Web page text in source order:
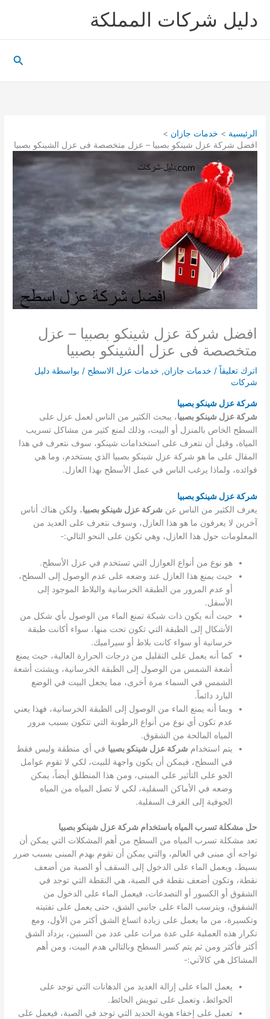
دليل شركات المملكة
الرئيسية
خدمات جازان
افضل شركة عزل شينكو بصبيا – عزل متخصصة فى عزل الشينكو بصبيا
افضل شركة عزل شينكو بصبيا – عزل
متخصصة فى عزل الشينكو بصبيا
اترك تعليقاً / خدمات جازان, خدمات عزل الاسطح / بواسطة دليل
شركات
شركة عزل شينكو بصبيا
شركة عزل شينكو بصبيا، يبحث الكثير من الناس لعمل عزل على
السطح الخاص بالمنزل أو البيت، وذلك لمنع كثير من مشاكل تسريب
المياة، وقبل أن نتعرف على استخدامات شينكو، سوف نتعرف في هذا
المقال على ما هو شركة عزل شينكو بصبيا الذي يستخدم، وما هي
فوائده، ولماذا يرغب الناس في عمل الأسطح بهذا العازل.
شركة عزل شينكو بصبيا
يعرف الكثير من الناس عن شركة عزل شينكو بصبيا، ولكن هناك أناس
آخرين لا يعرفون ما هو هذا العازل، وسوف نتعرف على العديد من
المعلومات حول هذا العازل، وهي تكون على النحو التالي:-
هو نوع من أنواع العوازل التي تستخدم في عزل الأسطح.
حيث يمنع هذا العازل عند وضعه على عدم الوصول إلى السطح،
أو عدم المرور من الطبقة الخرسانية والبلاط الموجود إلى
الأسفل.
حيث أنه يكون ذات شبكة تمنع الماء من الوصول بأي شكل من
الأشكال إلى الطبقة التي تكون تحت منها، سواء أكانت طبقة
خرسانية أو سواء كانت بلاط أو سيراميك.
كما أنه يعمل على التقليل من درجات الحرارة العالية، حيث يمنع
أشعة الشمس من الوصول إلى الطبقة الخرسانية، ويشتت أشعة
الشمس في السماء مرة أخرى، مما يجعل البيت في الوضع
البارد دائماً.
وبما أنه يمنع الماء من الوصول إلى الطبقة الخرسانية، فهذا يعني
عدم تكون أي نوع من أنواع الرطوبة التي تتكون بسبب مرور
المياه المالحة من الشقوق.
يتم استخدام شركة عزل شينكو بصبيا في أي منطقة وليس فقط
في السطح، فيمكن أن يكون واجهة للبيت، لكي لا تقوم عوامل
الجو على التأثير على المبنى، ومن هذا المنطلق أيضاً، يمكن
وضعه في الأماكن السفلية، لكي لا تصل المياه من المياه
الجوفية إلى الغرف السفلية.
حل مشكلة تسرب المياه باستخدام شركة عزل شينكو بصبيا
تعد مشكلة تسرب المياه من السطح من أهم المشكلات التي يمكن أن
تواجه أي مبنى في العالم، والتي يمكن أن تقوم بهدم المبنى بسبب ضرر
بسيط، ويعمل الماء على الدخول إلى السقف أو الصبة من أضعف
نقطة، وتكون أضعف نقطة في الصبة، هي النقطة التي توجد في
الشقوق أو الكسور أو التصدعات، فيعمل الماء على الدخول من
الشقوق، ويترسب الماء على جانبي الشق، حتى يعمل على تفتيته
وتكسيرة، من ما يعمل على زيادة اتساع الشق أكثر من الأول، ومع
تكرار هذه العملية على عدة مرات على عدد من السنين، يزداد الشق
أكثر فأكثر ومن ثم يتم كسر السطح وبالتالي هدم البيت، ومن أهم
المشاكل هي كالآتي:-
يعمل الماء على إزالة العديد من الدهانات التي توجد على
الحوائط، وتعمل على تبويش الحائط.
تعمل على إخفاء هوية الحديد التي توجد في الصبة، فيعمل على